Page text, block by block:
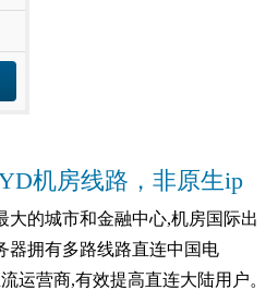
机房线路，非原生ip
大的城市和金融中心,机房国际出
器拥有多路线路直连中国电
运营商,有效提高直连大陆用户。